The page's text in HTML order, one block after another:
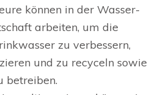
können in der Wasser-
arbeiten, um die
zu verbessern,
und zu recyceln sowie
betreiben.